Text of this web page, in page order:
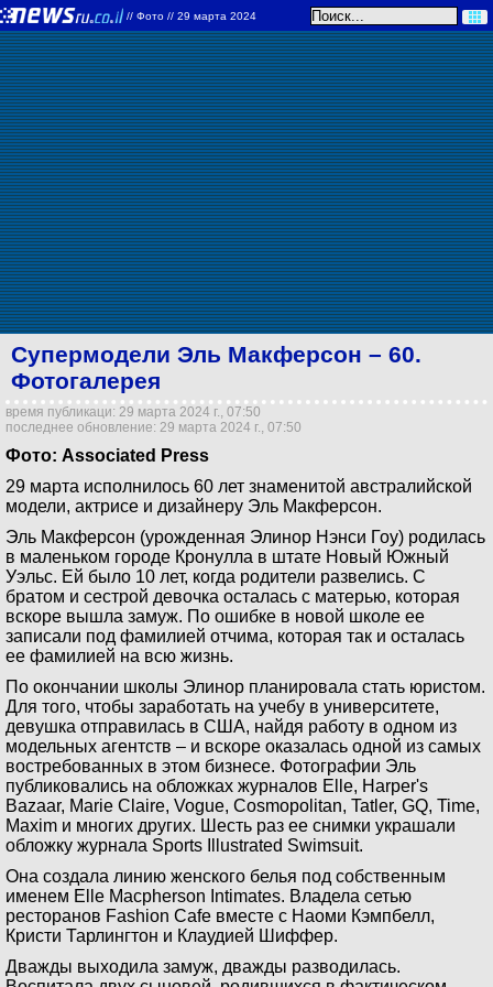
// Фото // 29 марта 2024
Супермодели Эль Макферсон – 60.
Фотогалерея
время публикаци: 29 марта 2024 г., 07:50
последнее обновление: 29 марта 2024 г., 07:50
Фото: Associated Press
29 марта исполнилось 60 лет знаменитой австралийской
модели, актрисе и дизайнеру Эль Макферсон.
Эль Макферсон (урожденная Элинор Нэнси Гоу) родилась
в маленьком городе Кронулла в штате Новый Южный
Уэльс. Ей было 10 лет, когда родители развелись. С
братом и сестрой девочка осталась с матерью, которая
вскоре вышла замуж. По ошибке в новой школе ее
записали под фамилией отчима, которая так и осталась
ее фамилией на всю жизнь.
По окончании школы Элинор планировала стать юристом.
Для того, чтобы заработать на учебу в университете,
девушка отправилась в США, найдя работу в одном из
модельных агентств – и вскоре оказалась одной из самых
востребованных в этом бизнесе. Фотографии Эль
публиковались на обложках журналов Elle, Harper's
Bazaar, Marie Claire, Vogue, Cosmopolitan, Tatler, GQ, Time,
Maxim и многих других. Шесть раз ее снимки украшали
обложку журнала Sports Illustrated Swimsuit.
Она создала линию женского белья под собственным
именем Elle Macpherson Intimates. Владелa сетью
ресторанов Fashion Cafe вместе с Наоми Кэмпбелл,
Кристи Тарлингтон и Клаудией Шиффер.
Дважды выходила замуж, дважды разводилась.